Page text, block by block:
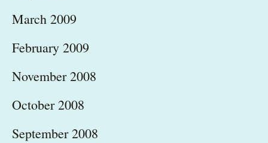
March 2009
February 2009
November 2008
October 2008
September 2008